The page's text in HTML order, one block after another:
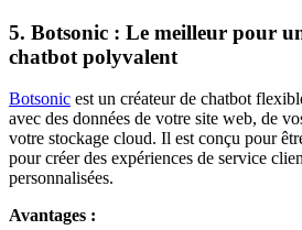
5. Botsonic : Le meilleur pour
chatbot polyvalent
Botsonic est un créateur de chatbot
avec des données de votre site web, de
votre stockage cloud. Il est conçu pour
pour créer des expériences de service
personnalisées.
Avantages :